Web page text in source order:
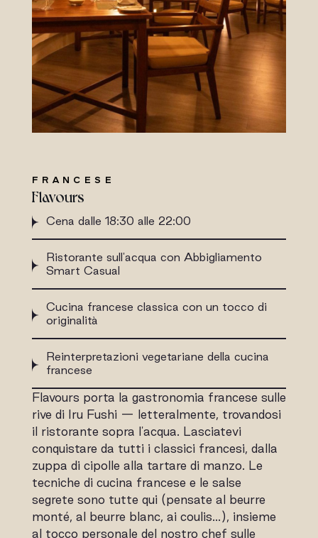
FRANCESE
Flavours
Cena dalle 18:30 alle 22:00
Ristorante sull'acqua con Abbigliamento
Smart Casual
Cucina francese classica con un tocco di
originalità
Reinterpretazioni vegetariane della cucina
francese
Flavours porta la gastronomia francese sulle
rive di Iru Fushi — letteralmente, trovandosi
il ristorante sopra l'acqua. Lasciatevi
conquistare da tutti i classici francesi, dalla
zuppa di cipolle alla tartare di manzo. Le
tecniche di cucina francese e le salse
segrete sono tutte qui (pensate al beurre
monté, al beurre blanc, ai coulis…), insieme
al tocco personale del nostro chef sulle